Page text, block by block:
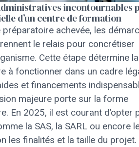
incontournables
d’un centre de formation
préparatoire achevée, les
le relais pour concrétiser
Cette étape détermine la
à fonctionner dans un cadre
et financements
majeure porte sur la forme
En 2025, il est courant d’opter
la SAS, la SARL ou encore
les finalités et la taille du projet.